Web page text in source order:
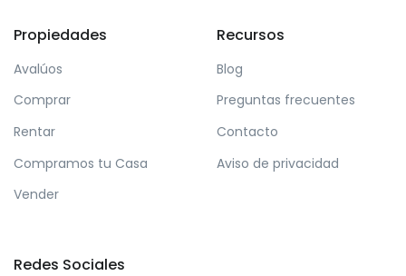
Propiedades
Avalúos
Comprar
Rentar
Compramos tu Casa
Vender
Recursos
Blog
Preguntas frecuentes
Contacto
Aviso de privacidad
Redes Sociales